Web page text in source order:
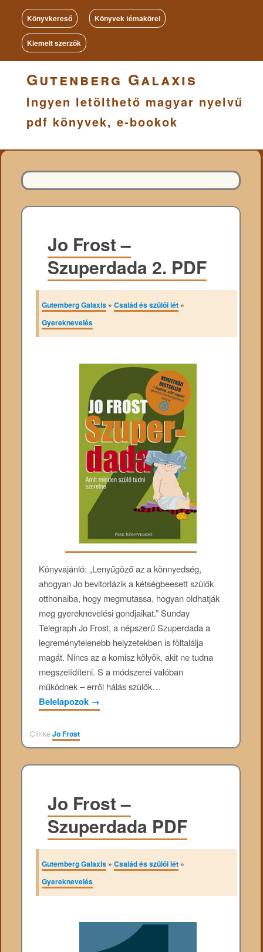
Könyvkereső Könyvek témakörei
Kiemelt szerzők
Gutenberg Galaxis
Ingyen letölthető magyar nyelvű
pdf könyvek, e-bookok
Jo Frost –
Szuperdada 2. PDF
Gutemberg Galaxis »Család és szülői lét »
Gyereknevelés
Könyvajánló: „Lenyűgöző az a könnyedség,
ahogyan Jo bevitorlázik a kétségbeesett szülők
otthonaiba, hogy megmutassa, hogyan oldhatják
meg gyereknevelési gondjaikat.” Sunday
Telegraph Jo Frost, a népszerű Szuperdada a
legreménytelenebb helyzetekben is föltalálja
magát. Nincs az a komisz kölyök, akit ne tudna
megszelídíteni. S a módszerei valóban
működnek – erről hálás szülők…
Belelapozok →
CímkeJo Frost
Jo Frost –
Szuperdada PDF
Gutemberg Galaxis »Család és szülői lét »
Gyereknevelés